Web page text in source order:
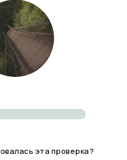
эта проверка?